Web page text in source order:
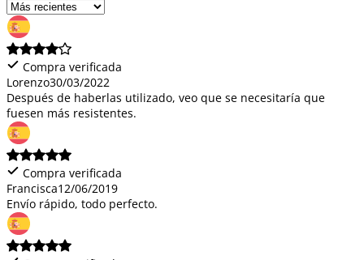
Compra verificada
Lorenzo30/03/2022
Después de haberlas utilizado, veo que se necesitaría que
fuesen más resistentes.
Compra verificada
Francisca12/06/2019
Envío rápido, todo perfecto.